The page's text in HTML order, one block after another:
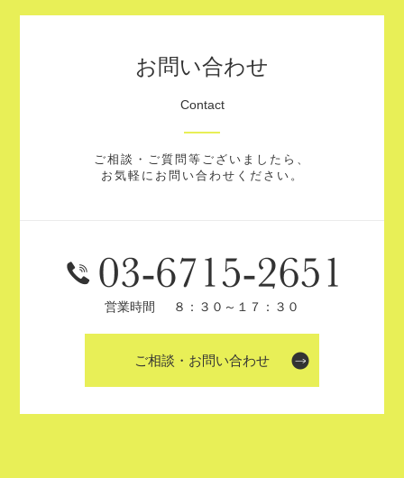
お問い合わせ
Contact
ご相談・ご質問等ございましたら、
お気軽にお問い合わせください。
営業時間 ８：３０～１７：３０
ご相談・お問い合わせ